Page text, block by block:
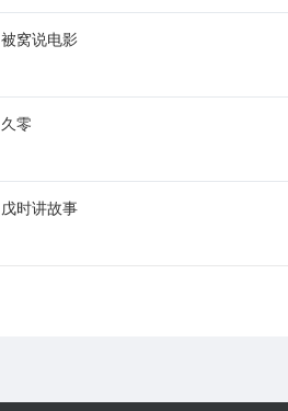
被窝说电影
久零
戊时讲故事